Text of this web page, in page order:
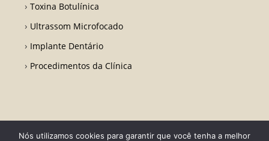
Toxina Botulínica
Ultrassom Microfocado
Implante Dentário
Procedimentos da Clínica
Nós utilizamos cookies para garantir que você tenha a melhor